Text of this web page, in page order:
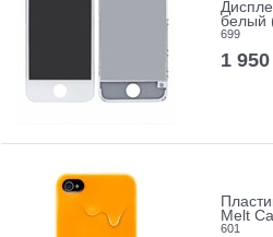
белый
699
1 950
Melt
601